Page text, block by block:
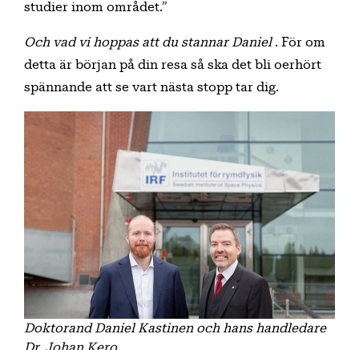
studier inom området.”
Och vad vi hoppas att du stannar Daniel. För om
detta är början på din resa så ska det bli oerhört
spännande att se vart nästa stopp tar dig.
Doktorand Daniel Kastinen och hans handledare